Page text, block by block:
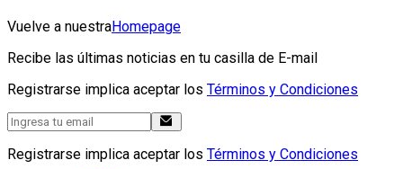
Vuelve a nuestraHomepage
Recibe las últimas noticias en tu casilla de E-mail
Registrarse implica aceptar los Términos y Condiciones
Registrarse implica aceptar los Términos y Condiciones